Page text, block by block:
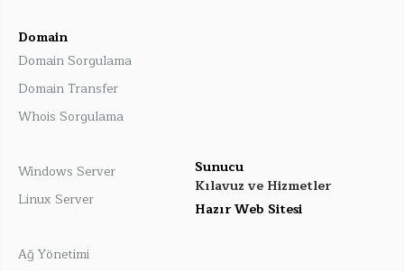
Domain
Domain Sorgulama
Domain Transfer
Whois Sorgulama
Sunucu
Windows Server
Linux Server
Kılavuz ve Hizmetler
Ağ Yönetimi
Hazır Web Sitesi